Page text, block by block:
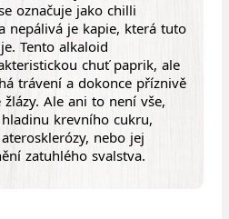
označuje jako chilli
nepálivá je kapie, která tuto
Tento alkaloid
chuť paprik, ale
trávení a dokonce příznivě
Ale ani to není vše,
krevního cukru,
nebo jej
zatuhlého svalstva.